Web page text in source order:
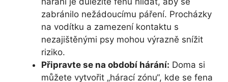
zabránilo nežádoucímu páření. Procházky
na vodítku a zamezení kontaktu s
nezajištěnými psy mohou výrazně snížit
riziko.
Připravte se na období hárání: Doma si
můžete vytvořit „hárací zónu“, kde se fena